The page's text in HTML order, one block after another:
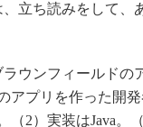
立ち読みをして、
ウンフィールドの
アプリを作った開
（2）実装はJava